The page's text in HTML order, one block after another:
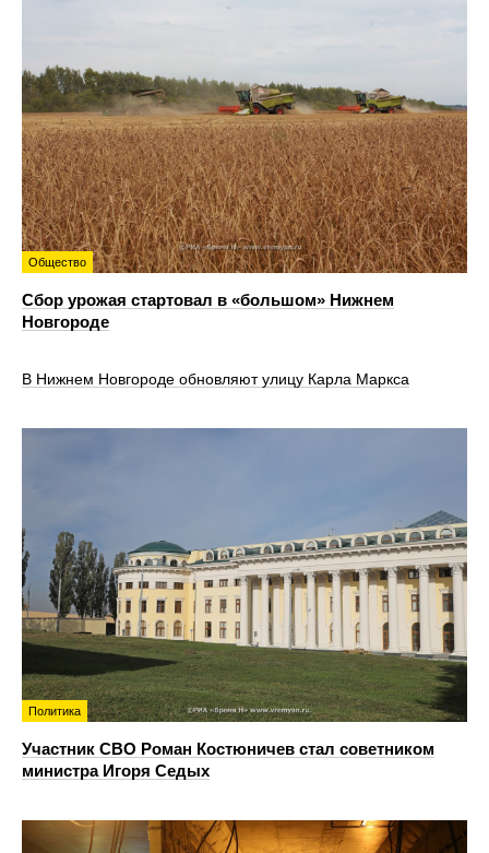
Общество
Сбор урожая стартовал в «большом» Нижнем
Новгороде
В Нижнем Новгороде обновляют улицу Карла Маркса
Политика
Участник СВО Роман Костюничев стал советником
министра Игоря Седых